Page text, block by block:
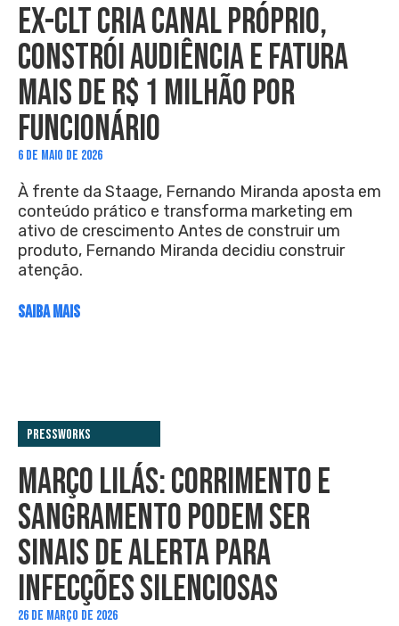
EX-CLT CRIA CANAL PRÓPRIO,
CONSTRÓI AUDIÊNCIA E FATURA
MAIS DE R$ 1 MILHÃO POR
FUNCIONÁRIO
6 DE MAIO DE 2026
À frente da Staage, Fernando Miranda aposta em
conteúdo prático e transforma marketing em
ativo de crescimento Antes de construir um
produto, Fernando Miranda decidiu construir
atenção.
SAIBA MAIS
PressWorks
MARÇO LILÁS: CORRIMENTO E
SANGRAMENTO PODEM SER
SINAIS DE ALERTA PARA
INFECÇÕES SILENCIOSAS
26 DE MARÇO DE 2026